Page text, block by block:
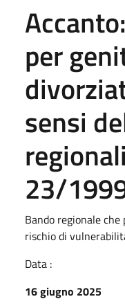
per
sensi
23/
Bando regionale
rischio di
Data :
16 giugno 2025